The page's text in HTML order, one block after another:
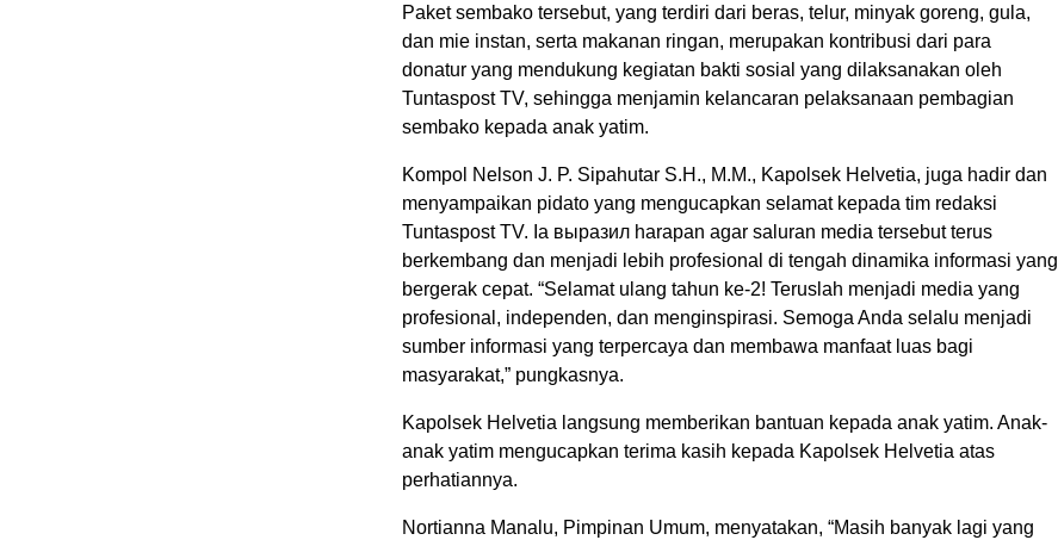
Paket sembako tersebut, yang terdiri dari beras, telur, minyak goreng, gula,
dan mie instan, serta makanan ringan, merupakan kontribusi dari para
donatur yang mendukung kegiatan bakti sosial yang dilaksanakan oleh
Tuntaspost TV, sehingga menjamin kelancaran pelaksanaan pembagian
sembako kepada anak yatim.
Kompol Nelson J. P. Sipahutar S.H., M.M., Kapolsek Helvetia, juga hadir dan
menyampaikan pidato yang mengucapkan selamat kepada tim redaksi
Tuntaspost TV. Ia выразил harapan agar saluran media tersebut terus
berkembang dan menjadi lebih profesional di tengah dinamika informasi yang
bergerak cepat. “Selamat ulang tahun ke-2! Teruslah menjadi media yang
profesional, independen, dan menginspirasi. Semoga Anda selalu menjadi
sumber informasi yang terpercaya dan membawa manfaat luas bagi
masyarakat,” pungkasnya.
Kapolsek Helvetia langsung memberikan bantuan kepada anak yatim. Anak-
anak yatim mengucapkan terima kasih kepada Kapolsek Helvetia atas
perhatiannya.
Nortianna Manalu, Pimpinan Umum, menyatakan, “Masih banyak lagi yang